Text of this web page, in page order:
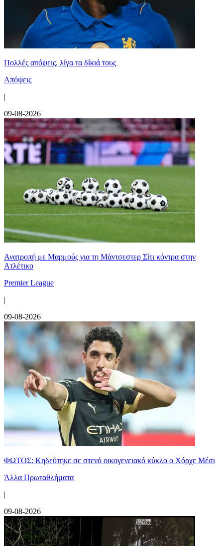
Πολλές απόψεις, λίγα τα δίκιά τους
Απόψεις
|
09-08-2026
Ανατροπή με Μαρμούς για τη Μάντσεστερ Σίτι κόντρα στην
Ατλέτικο
Premier League
|
09-08-2026
ΦΩΤΟΣ: Κηδεύτηκε σε στενό οικογενειακό κύκλο ο Χόρχε Μέσι
Άλλα Πρωταθλήματα
|
09-08-2026